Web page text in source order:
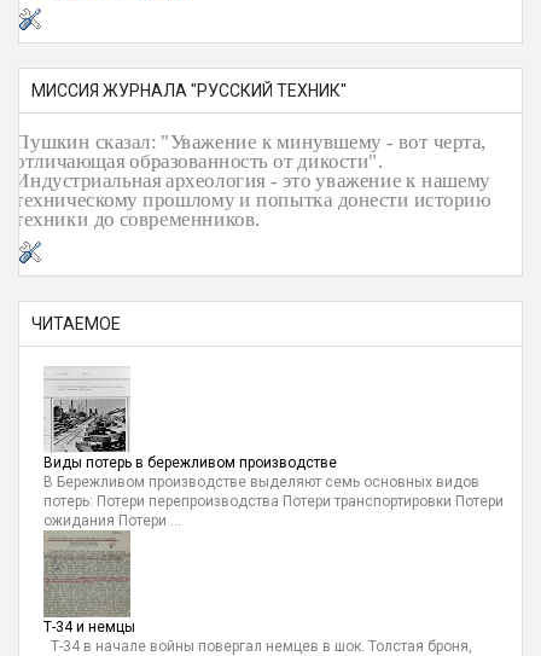
МИССИЯ ЖУРНАЛА "РУССКИЙ ТЕХНИК"
Пушкин сказал: "Уважение к минувшему - вот черта,
отличающая образованность от дикости".
Индустриальная археология - это уважение к нашему
техническому прошлому и попытка донести историю
техники до современников.
ЧИТАЕМОЕ
Виды потерь в бережливом производстве
В Бережливом производстве выделяют семь основных видов
потерь: Потери перепроизводства Потери транспортировки Потери
ожидания Потери ...
Т-34 и немцы
Т-34 в начале войны повергал немцев в шок. Толстая броня,